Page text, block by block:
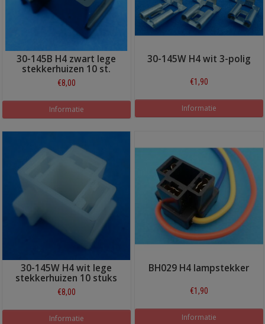
30-145B H4 zwart lege
stekkerhuizen 10 st.
€8,00
Informatie
30-145W H4 wit 3-polig
€1,90
Informatie
30-145W H4 wit lege
stekkerhuizen 10 stuks
€8,00
Informatie
BH029 H4 lampstekker
€1,90
Informatie